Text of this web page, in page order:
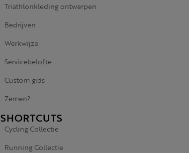
Triathlonkleding ontwerpen
Bedrijven
Werkwijze
Servicebelofte
Custom gids
Zemen?
SHORTCUTS
Cycling Collectie
Running Collectie